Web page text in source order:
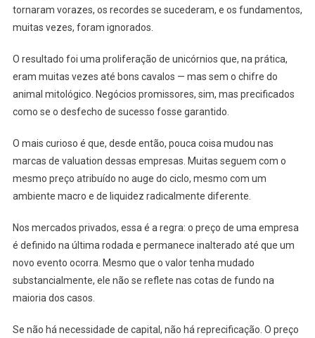
tornaram vorazes, os recordes se sucederam, e os fundamentos,
muitas vezes, foram ignorados.
O resultado foi uma proliferação de unicórnios que, na prática,
eram muitas vezes até bons cavalos — mas sem o chifre do
animal mitológico. Negócios promissores, sim, mas precificados
como se o desfecho de sucesso fosse garantido.
O mais curioso é que, desde então, pouca coisa mudou nas
marcas de valuation dessas empresas. Muitas seguem com o
mesmo preço atribuído no auge do ciclo, mesmo com um
ambiente macro e de liquidez radicalmente diferente.
Nos mercados privados, essa é a regra: o preço de uma empresa
é definido na última rodada e permanece inalterado até que um
novo evento ocorra. Mesmo que o valor tenha mudado
substancialmente, ele não se reflete nas cotas de fundo na
maioria dos casos.
Se não há necessidade de capital, não há reprecificação. O preço